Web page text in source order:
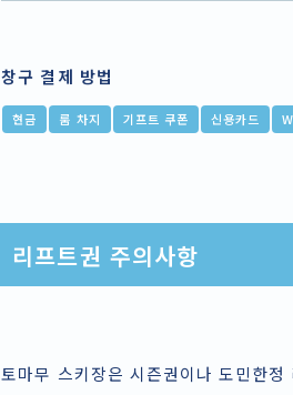
창구 결제 방법
현금 룸 차지 기프트 쿠폰 신용카드
리프트권 주의사항
토마무 스키장은 시즌권이나 도민한